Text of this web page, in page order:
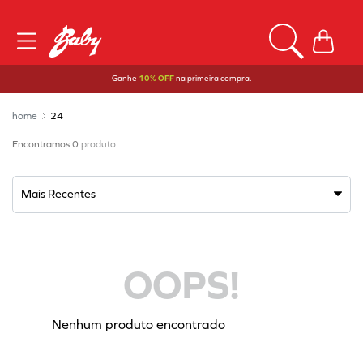
Ganhe 10% OFFna primeira compra.
24
0 produto
Mais Recentes
OOPS!
Nenhum produto encontrado